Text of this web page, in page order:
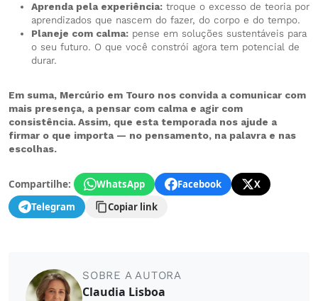
Aprenda pela experiência: troque o excesso de teoria por
aprendizados que nascem do fazer, do corpo e do tempo.
Planeje com calma: pense em soluções sustentáveis para
o seu futuro. O que você constrói agora tem potencial de
durar.
Em suma, Mercúrio em Touro nos convida a comunicar com
mais presença, a pensar com calma e agir com
consistência. Assim, que esta temporada nos ajude a
firmar o que importa — no pensamento, na palavra e nas
escolhas.
Compartilhe: WhatsApp Facebook
X
Telegram
Copiar link
SOBRE A AUTORA
Claudia Lisboa